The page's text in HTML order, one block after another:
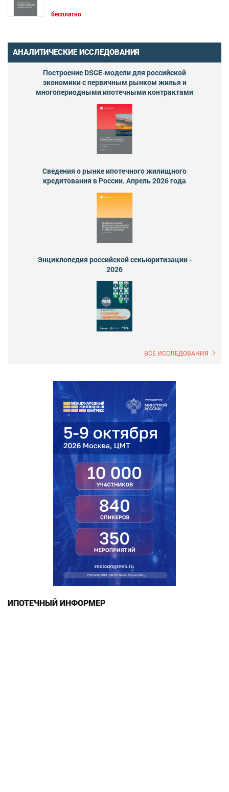
бесплатно
АНАЛИТИЧЕСКИЕ ИССЛЕДОВАНИЯ
Построение DSGE-модели для российской
экономики с первичным рынком жилья и
многопериодными ипотечными контрактами
Сведения о рынке ипотечного жилищного
кредитования в России. Апрель 2026 года
Энциклопедия российской секьюритизации -
2026
ВСЕ ИССЛЕДОВАНИЯ
ИПОТЕЧНЫЙ ИНФОРМЕР